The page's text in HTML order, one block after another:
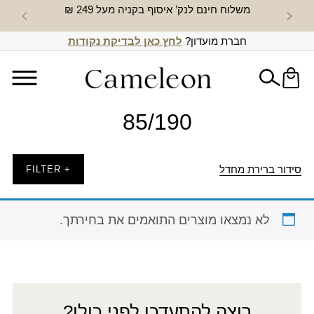
משלוח חינם לנק’ איסוף בקניה מעל 249 ₪ חדש
חברת מועדון? לחץ כאן לבדיקת נקודות
85/190
סידור ברירת מחדל + FILTER
לא נמצאו מוצרים התואמים את בחירתך.